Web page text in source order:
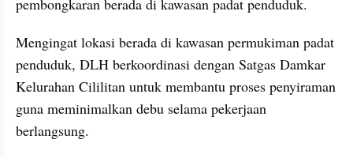
pembongkaran berada di kawasan padat penduduk.
Mengingat lokasi berada di kawasan permukiman padat
penduduk, DLH berkoordinasi dengan Satgas Damkar
Kelurahan Cililitan untuk membantu proses penyiraman
guna meminimalkan debu selama pekerjaan
berlangsung.